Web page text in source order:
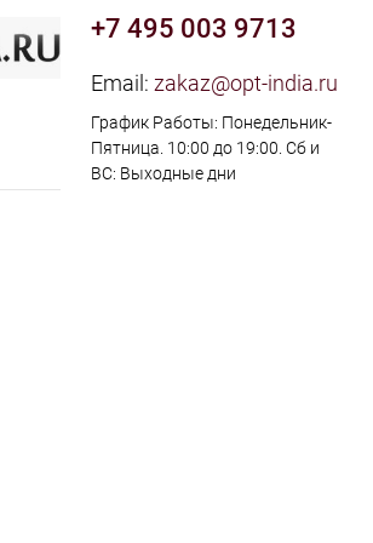
+7 495 003 9713
Email: zakaz@opt-india.ru
График Работы: Понедельник-
Пятница. 10:00 до 19:00. Сб и
ВС: Выходные дни